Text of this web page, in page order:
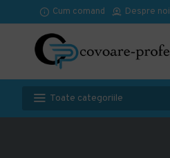
Cum comand Despre noi
Toate categoriile